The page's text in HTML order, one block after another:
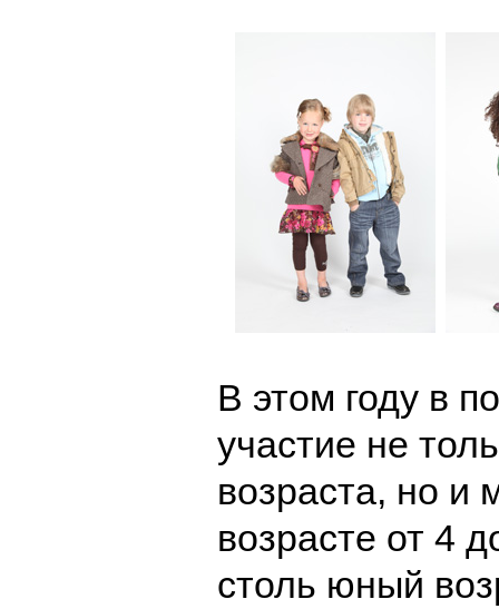
В этом году в
участие не
возраста, но и
возрасте от 4
столь юный